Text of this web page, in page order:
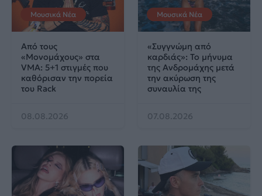
Μουσικά Νέα
Από τους
«Μονομάχους» στα
VMA: 5+1 στιγμές που
καθόρισαν την πορεία
του Rack
08.08.2026
Μουσικά Νέα
«Συγγνώμη από
καρδιάς»: Το μήνυμα
της Ανδρομάχης μετά
την ακύρωση της
συναυλία της
07.08.2026